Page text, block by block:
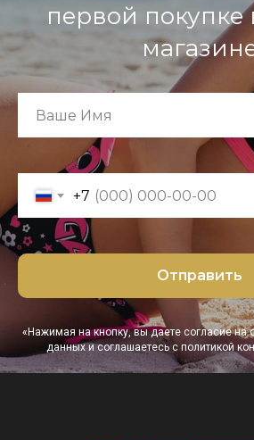
первой
+7
Отправить
«Нажимая на кнопку, вы даете согласие на
данных и соглашаетесь c политикой